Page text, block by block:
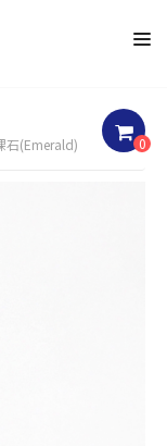
0
石(Emerald)